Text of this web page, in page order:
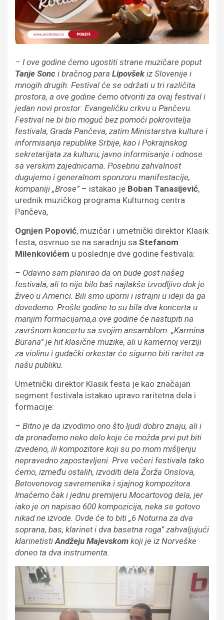
– I ove godine ćemo ugostiti strane muzičare poput
Tanje Sonc i bračnog para Lipovšek iz Slovenije i
mnogih drugih. Festival će se održati u tri različita
prostora, a ove godine ćemo otvoriti za ovaj festival i
jedan novi prostor: Evangeličku crkvu u Pančevu.
Festival ne bi bio moguć bez pomoći pokrovitelja
festivala, Grada Pančeva, zatim Ministarstva kulture i
informisanja republike Srbije, kao i Pokrajnskog
sekretarijata za kulturu, javno informisanje i odnose
sa verskim zajednicama. Posebnu zahvalnost
dugujemo i generalnom sponzoru manifestacije,
kompaniji „Brose”– istakao je Boban Tanasijević,
urednik muzičkog programa Kulturnog centra
Pančeva,
Ognjen Popović, muzičar i umetnički direktor Klasik
festa, osvrnuo se na saradnju sa Stefanom
Milenkovićem u poslednje dve godine festivala:
– Odavno sam planirao da on bude gost našeg
festivala, ali to nije bilo baš najlakše izvodljivo dok je
živeo u Americi. Bili smo uporni i istrajni u ideji da ga
dovedemo. Prošle godine to su bila dva koncerta u
manjim formacijama,a ove godine će nastupiti na
završnom koncertu sa svojim ansamblom. „Karmina
Burana” je hit klasične muzike, ali u kamernoj verziji
za violinu i gudački orkestar će sigurno biti raritet za
našu publiku.
Umetnički direktor Klasik festa je kao značajan
segment festivala istakao upravo raritetna dela i
formacije:
– Bitno je da izvodimo ono što ljudi dobro znaju, ali i
da pronađemo neko delo koje će možda prvi put biti
izvedeno, ili kompozitore koji su po mom mišljenju
nepravedno zapostavljeni. Prve večeri festivala tako
ćemo, između ostalih, izvoditi dela Žorža Onslova,
Betovenovog savremenika i sjajnog kompozitora.
Imaćemo čak i jednu premijeru Mocartovog dela, jer
iako je on napisao 600 kompozicija, neka se gotovo
nikad ne izvode. Ovde će to biti „6 Noturna za dva
soprana, bas, klarinet i dva basetna roga” zahvaljujući
klarinetistiAndžeju Majevskom koji je iz Norveške
doneo ta dva instrumenta.